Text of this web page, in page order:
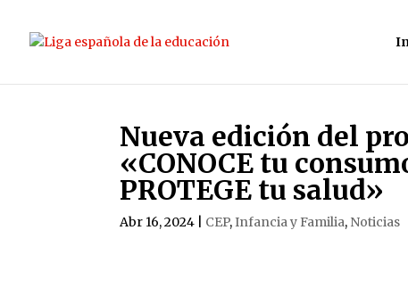
Nueva edición del
«CONOCE tu
PROTEGE tu salud»
Abr 16, 2024 CEP,Infancia y Familia, Noticias